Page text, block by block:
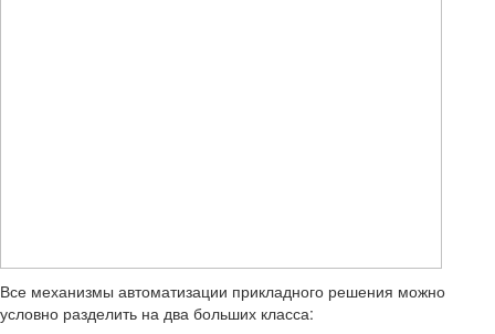
Все механизмы автоматизации прикладного решения можно
условно разделить на два больших класса: